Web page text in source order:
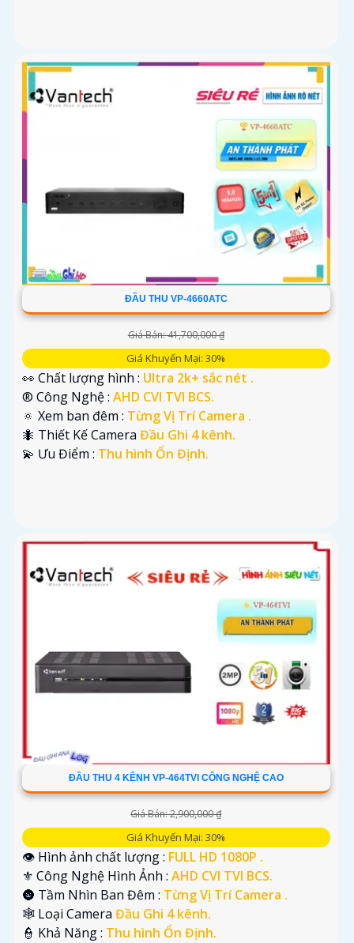
ĐẦU THU VP-4660ATC
Giá Bán: 41,700,000 ₫
Giá Khuyến Mại: 30%
👀 Chất lượng hình : Ultra 2k+ sắc nét .
®️ Công Nghệ : AHD CVI TVI BCS.
🔅 Xem ban đêm : Từng Vị Trí Camera .
🐜 Thiết Kế Camera Đầu Ghi 4 kênh.
️💫 Ưu Điểm : Thu hình Ổn Định.
ĐẦU THU 4 KÊNH VP-464TVI CÔNG NGHỆ CAO
Giá Bán: 2,900,000 ₫
Giá Khuyến Mại: 30%
👁 Hình ảnh chất lượng : FULL HD 1080P .
⚜️ Công Nghệ Hình Ảnh : AHD CVI TVI BCS.
🌚 Tầm Nhìn Ban Đêm : Từng Vị Trí Camera .
🕸️ Loại Camera Đầu Ghi 4 kênh.
️👮 Khả Năng : Thu hình Ổn Định.